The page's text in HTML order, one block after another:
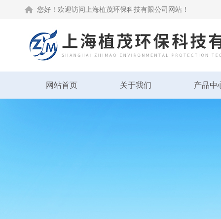
您好！欢迎访问上海植茂环保科技有限公司网站！
网站首页 关于我们 产品中